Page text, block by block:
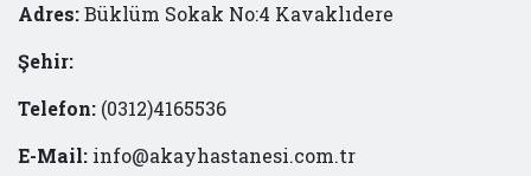
Adres:Büklüm Sokak No:4 Kavaklıdere
Şehir:
Telefon: (0312)4165536
E-Mail: info@akayhastanesi.com.tr